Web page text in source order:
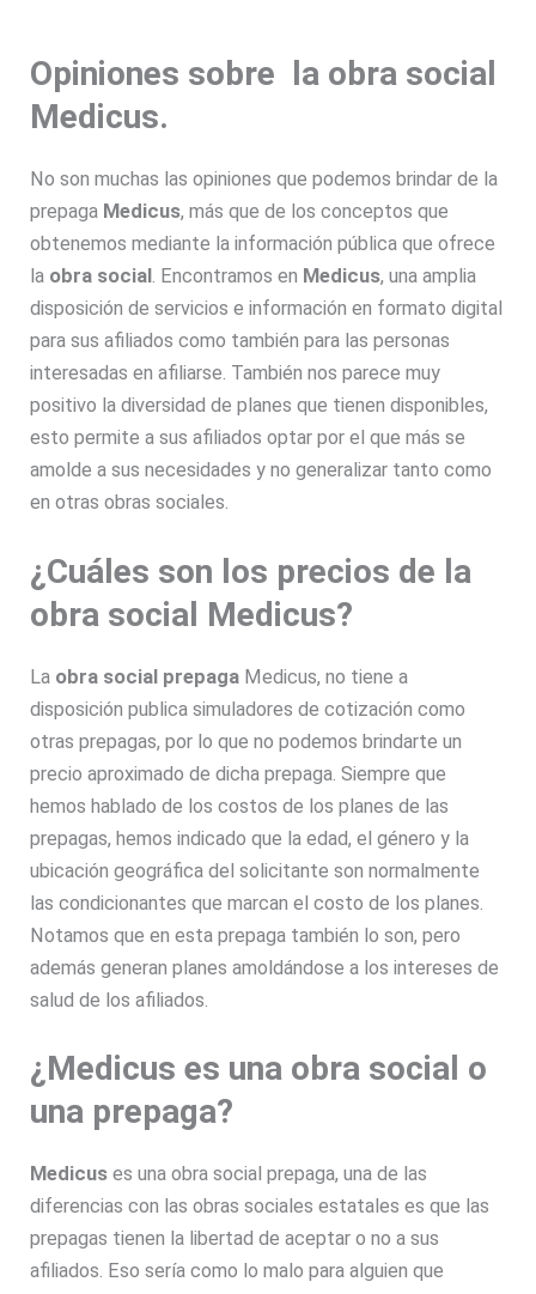
Opiniones sobre la obra social
Medicus.
No son muchas las opiniones que podemos brindar de la
prepaga Medicus, más que de los conceptos que
obtenemos mediante la información pública que ofrece
la obra social. Encontramos en Medicus, una amplia
disposición de servicios e información en formato digital
para sus afiliados como también para las personas
interesadas en afiliarse. También nos parece muy
positivo la diversidad de planes que tienen disponibles,
esto permite a sus afiliados optar por el que más se
amolde a sus necesidades y no generalizar tanto como
en otras obras sociales.
¿Cuáles son los precios de la
obra social Medicus?
La obra social prepaga Medicus, no tiene a
disposición publica simuladores de cotización como
otras prepagas, por lo que no podemos brindarte un
precio aproximado de dicha prepaga. Siempre que
hemos hablado de los costos de los planes de las
prepagas, hemos indicado que la edad, el género y la
ubicación geográfica del solicitante son normalmente
las condicionantes que marcan el costo de los planes.
Notamos que en esta prepaga también lo son, pero
además generan planes amoldándose a los intereses de
salud de los afiliados.
¿Medicus es una obra social o
una prepaga?
Medicus es una obra social prepaga, una de las
diferencias con las obras sociales estatales es que las
prepagas tienen la libertad de aceptar o no a sus
afiliados. Eso sería como lo malo para alguien que